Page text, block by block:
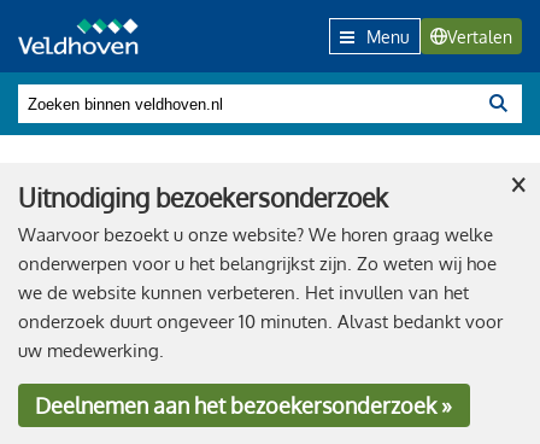
Menu Vertalen
Uitnodiging bezoekersonderzoek
Waarvoor bezoekt u onze website? We horen graag welke
onderwerpen voor u het belangrijkst zijn. Zo weten wij hoe
we de website kunnen verbeteren. Het invullen van het
onderzoek duurt ongeveer 10 minuten. Alvast bedankt voor
uw medewerking.
Deelnemenaan het bezoekersonderzoek »
×